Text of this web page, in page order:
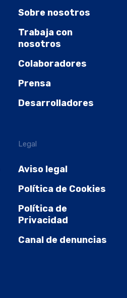
Sobre nosotros
Trabaja con
nosotros
Colaboradores
Prensa
Desarrolladores
Legal
Aviso legal
Política de Cookies
Política de
Privacidad
Canal de denuncias